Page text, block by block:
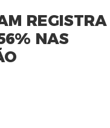
REGISTRA
NAS